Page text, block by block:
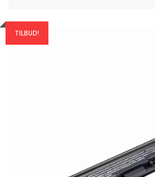
TILBUD!